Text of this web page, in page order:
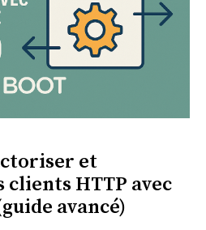
et
clients HTTP avec
avancé)